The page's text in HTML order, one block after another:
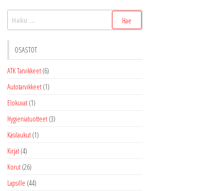
OSASTOT
ATK Tarvikkeet (6)
Autotarvikkeet (1)
Elokuvat (1)
Hygieniatuotteet (3)
Käsilaukut (1)
Kirjat (4)
Korut (26)
Lapsille (44)